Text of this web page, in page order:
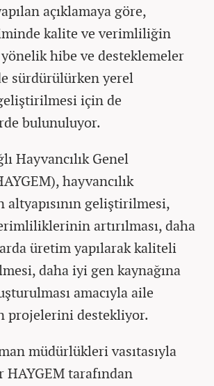
açıklamaya göre,
kalite ve verimliliğin
yönelik hibe ve desteklemeler
sürdürülürken yerel
için de
bulunuluyor.
Hayvancılık Genel
hayvancılık
geliştirilmesi,
artırılması, daha
üretim yapılarak kaliteli
daha iyi gen kaynağına
amacıyla aile
projelerini destekliyor.
müdürlükleri vasıtasıyla
tarafından